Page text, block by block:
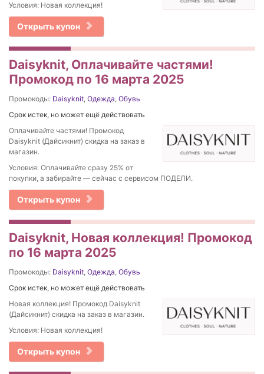
Условия: Новая коллекция!
Открыть купон
Daisyknit, Оплачивайте частями!
Промокод по 16 марта 2025
Промокоды: Daisyknit, Одежда, Обувь
Срок истек, но может ещё действовать
Оплачивайте частями! Промокод
Daisyknit (Дайсикнит) скидка на заказ в
магазин.
Условия: Оплачивайте сразу 25% от
покупки, а забирайте — сейчас с сервисом ПОДЕЛИ.
Открыть купон
Daisyknit, Новая коллекция! Промокод
по 16 марта 2025
Промокоды: Daisyknit, Одежда, Обувь
Срок истек, но может ещё действовать
Новая коллекция! Промокод Daisyknit
(Дайсикнит) скидка на заказ в магазин.
Условия: Новая коллекция!
Открыть купон